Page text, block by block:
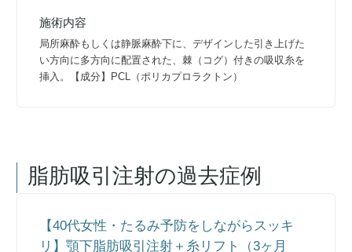
施術内容
局所麻酔もしくは静脈麻酔下に、デザインした引き上げた
い方向に多方向に配置された、棘（コグ）付きの吸収糸を
挿入。【成分】PCL（ポリカプロラクトン）
脂肪吸引注射の過去症例
【40代女性・たるみ予防をしながらスッキ
リ】顎下脂肪吸引注射＋糸リフト（3ヶ月